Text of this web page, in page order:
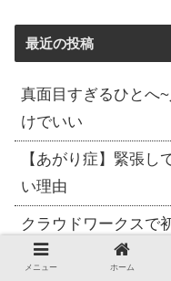
最近の投稿
真面目すぎるひとへ
けでいい
【あがり症】緊張し
い理由
クラウドワークスで
【現役ライターが語
メニュー ホーム